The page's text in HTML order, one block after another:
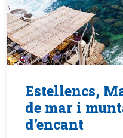
Estellencs,
de mar i
d’encant